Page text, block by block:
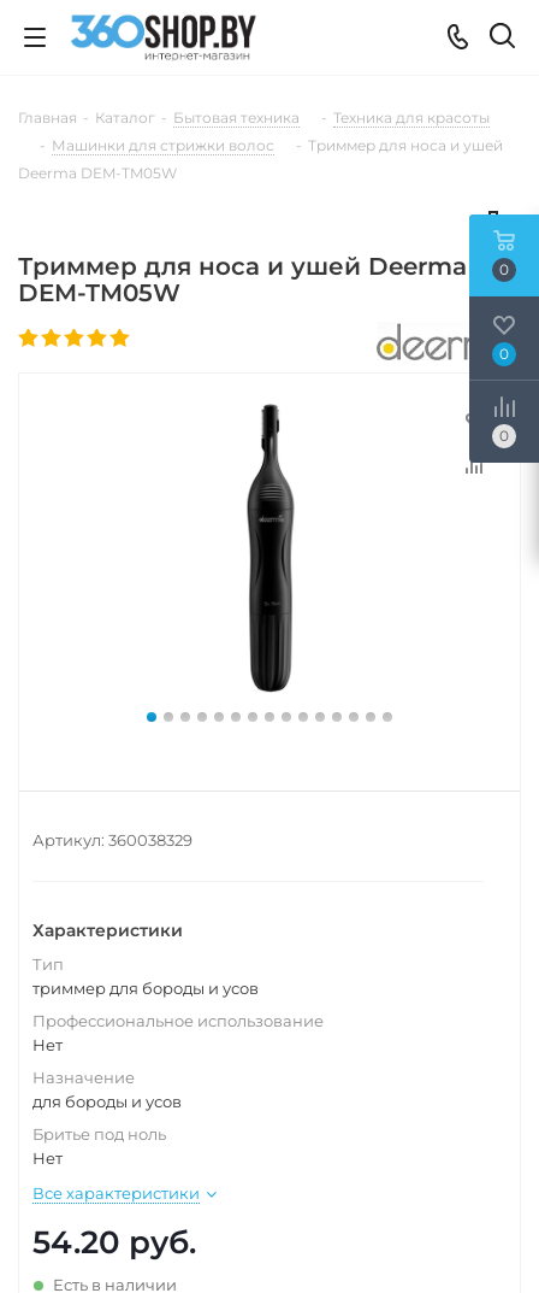
Главная - Каталог - Бытовая техника - Техника для красоты
- Машинки для стрижки волос - Триммер для носа и ушей
Deerma DEM-TM05W
Триммер для носа и ушей Deerma
DEM-TM05W
Артикул: 360038329
Характеристики
Тип
триммер для бороды и усов
Профессиональное использование
Нет
Назначение
для бороды и усов
Бритье под ноль
Нет
Все характеристики
54.20 руб.
Есть в наличии
0
0
0